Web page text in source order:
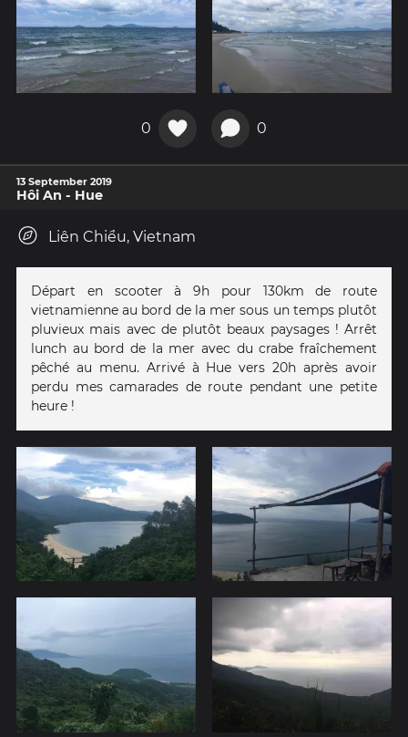
0 0
13 September 2019
Hôi An - Hue
Liên Chiểu, Vietnam
Départ en scooter à 9h pour 130km de route
vietnamienne au bord de la mer sous un temps plutôt
pluvieux mais avec de plutôt beaux paysages ! Arrêt
lunch au bord de la mer avec du crabe fraîchement
pêché au menu. Arrivé à Hue vers 20h après avoir
perdu mes camarades de route pendant une petite
heure !